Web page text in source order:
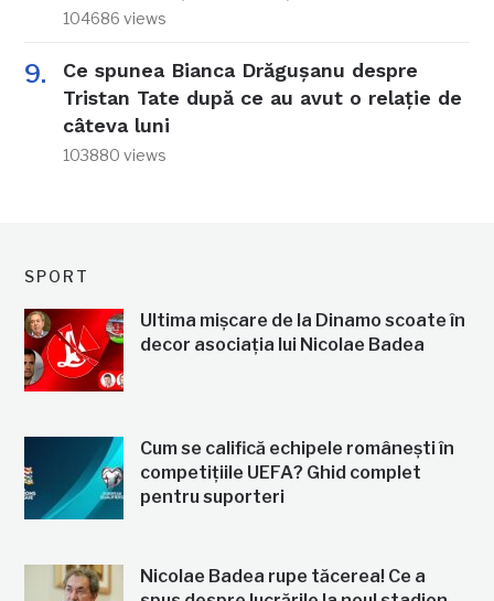
104686 views
Ce spunea Bianca Drăgușanu despre
Tristan Tate după ce au avut o relație de
câteva luni
103880 views
SPORT
Ultima mișcare de la Dinamo scoate în
decor asociația lui Nicolae Badea
Cum se califică echipele românești în
competițiile UEFA? Ghid complet
pentru suporteri
Nicolae Badea rupe tăcerea! Ce a